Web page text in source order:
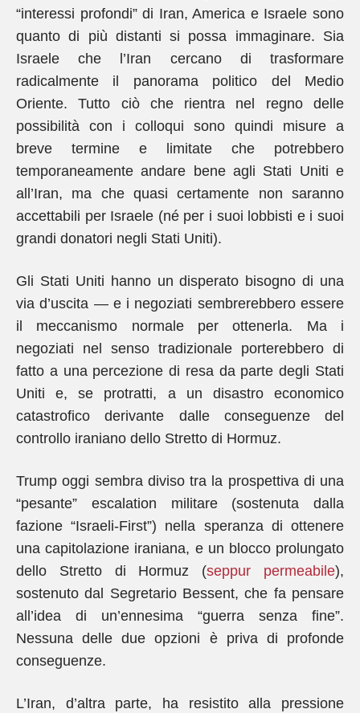
“interessi profondi” di Iran, America e Israele sono
quanto di più distanti si possa immaginare. Sia
Israele che l’Iran cercano di trasformare
radicalmente il panorama politico del Medio
Oriente. Tutto ciò che rientra nel regno delle
possibilità con i colloqui sono quindi misure a
breve termine e limitate che potrebbero
temporaneamente andare bene agli Stati Uniti e
all’Iran, ma che quasi certamente non saranno
accettabili per Israele (né per i suoi lobbisti e i suoi
grandi donatori negli Stati Uniti).
Gli Stati Uniti hanno un disperato bisogno di una
via d’uscita — e i negoziati sembrerebbero essere
il meccanismo normale per ottenerla. Ma i
negoziati nel senso tradizionale porterebbero di
fatto a una percezione di resa da parte degli Stati
Uniti e, se protratti, a un disastro economico
catastrofico derivante dalle conseguenze del
controllo iraniano dello Stretto di Hormuz.
Trump oggi sembra diviso tra la prospettiva di una
“pesante” escalation militare (sostenuta dalla
fazione “Israeli-First”) nella speranza di ottenere
una capitolazione iraniana, e un blocco prolungato
dello Stretto di Hormuz (seppur permeabile),
sostenuto dal Segretario Bessent, che fa pensare
all’idea di un’ennesima “guerra senza fine”.
Nessuna delle due opzioni è priva di profonde
conseguenze.
L’Iran, d’altra parte, ha resistito alla pressione